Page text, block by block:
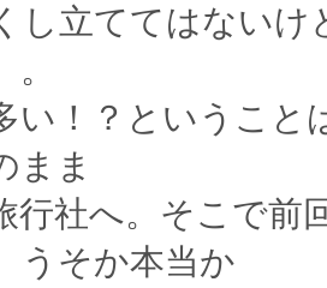
し立ててはない
い！？ということ
まま
行社へ。そこで前
うそか本当か